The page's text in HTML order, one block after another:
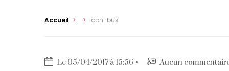
Accueil > > icon-bus
Le 05/04/2017 à 15:56 Aucun